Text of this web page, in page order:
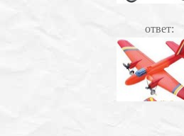
ответ: